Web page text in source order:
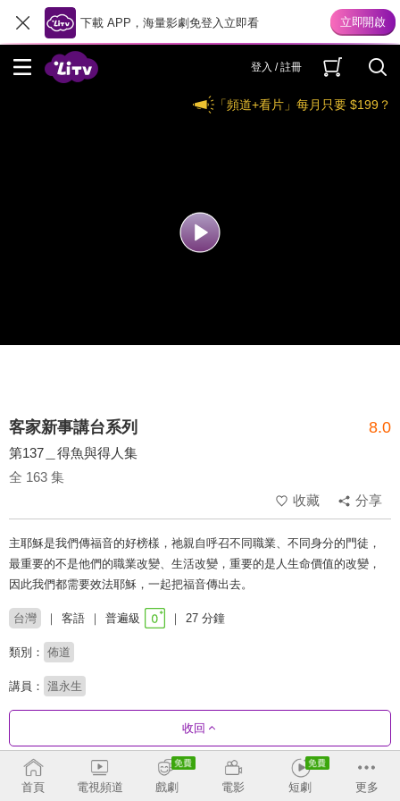
下載 APP，海量影劇免登入立即看
登入 / 註冊
「頻道+看片」每月只要 $199？
客家新事講台系列 8.0
第137＿得魚與得人集
全 163 集
收藏
分享
主耶穌是我們傳福音的好榜樣，祂親自呼召不同職業、不同身分的門徒，
最重要的不是他們的職業改變、生活改變，重要的是人生命價值的改變，
因此我們都需要效法耶穌，一起把福音傳出去。
台灣 客語 普遍級 27 分鐘
類別： 佈道
講員： 溫永生
收回
劇集列表 收合
首頁 電視頻道 戲劇 電影 短劇 更多